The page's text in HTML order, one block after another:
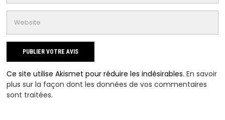
Ce site utilise Akismet pour réduire les indésirables.En savoir
plus sur la façon dont les données de vos commentaires
sont traitées.